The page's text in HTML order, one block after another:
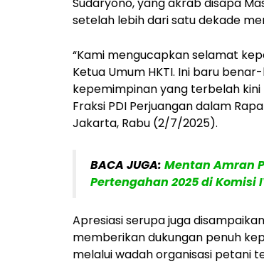
Sudaryono, yang akrab disapa
setelah lebih dari satu dekade
“Kami mengucapkan selamat
Ketua Umum HKTI. Ini baru
kepemimpinan yang terbelah kini
Fraksi PDI Perjuangan dalam
Jakarta, Rabu (2/7/2025).
BACA JUGA: Mentan Amran
Pertengahan 2025 di Komisi
Apresiasi serupa juga
memberikan dukungan penuh
melalui wadah organisasi petani